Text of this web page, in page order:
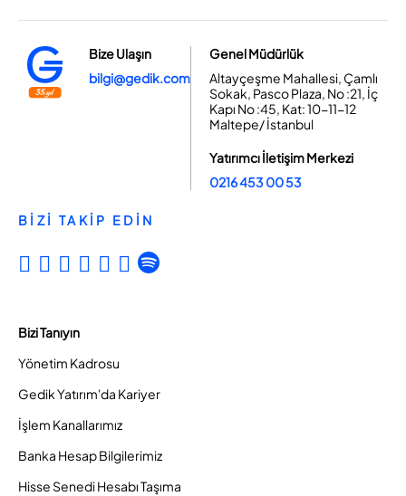
Bize Ulaşın
bilgi@gedik.com
Genel Müdürlük
Altayçeşme Mahallesi, Çamlı
Sokak, Pasco Plaza, No :21, İç
Kapı No :45, Kat: 10-11-12
Maltepe/ İstanbul
Yatırımcı İletişim Merkezi
0216 453 00 53
BİZİ TAKİP EDİN
Bizi Tanıyın
Yönetim Kadrosu
Gedik Yatırım'da Kariyer
İşlem Kanallarımız
Banka Hesap Bilgilerimiz
Hisse Senedi Hesabı Taşıma